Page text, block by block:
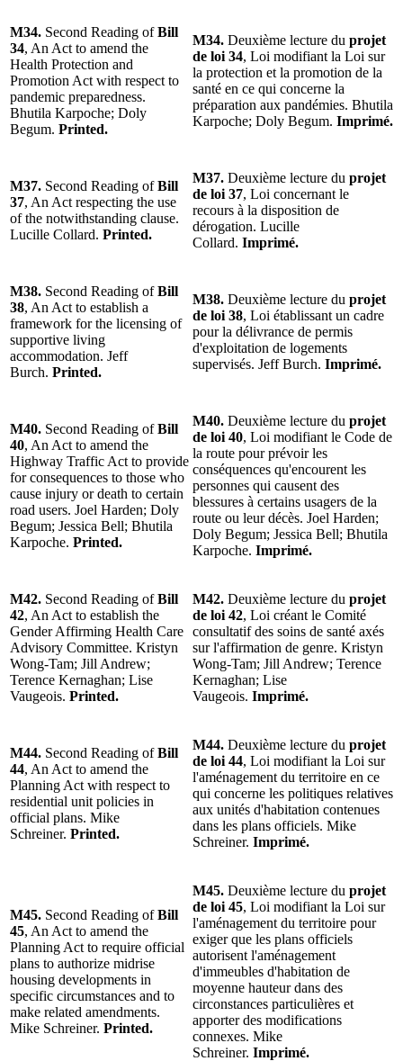
M34. Second Reading ofBill
34, An Act to amend the
Health Protection and
Promotion Act with respect to
pandemic preparedness.
Bhutila Karpoche; Doly
Begum. Printed.
M34. Deuxième lecture du projet
de loi 34, Loi modifiant la Loi sur
la protection et la promotion de la
santé en ce qui concerne la
préparation aux pandémies. Bhutila
Karpoche; Doly Begum. Imprimé.
M37. Second Reading ofBill
37, An Act respecting the use
of the notwithstanding clause.
Lucille Collard. Printed.
M37. Deuxième lecture du projet
de loi 37, Loi concernant le
recours à la disposition de
dérogation. Lucille
Collard. Imprimé.
M38. Second Reading ofBill
38, An Act to establish a
framework for the licensing of
supportive living
accommodation. Jeff
Burch. Printed.
M38. Deuxième lecture du projet
de loi 38, Loi établissant un cadre
pour la délivrance de permis
d'exploitation de logements
supervisés. Jeff Burch. Imprimé.
M40. Second Reading ofBill
40, An Act to amend the
Highway Traffic Act to provide
for consequences to those who
cause injury or death to certain
road users. Joel Harden; Doly
Begum; Jessica Bell; Bhutila
Karpoche. Printed.
M40. Deuxième lecture du projet
de loi 40, Loi modifiant le Code de
la route pour prévoir les
conséquences qu'encourent les
personnes qui causent des
blessures à certains usagers de la
route ou leur décès. Joel Harden;
Doly Begum; Jessica Bell; Bhutila
Karpoche. Imprimé.
M42. Second Reading ofBill
42, An Act to establish the
Gender Affirming Health Care
Advisory Committee. Kristyn
Wong-Tam; Jill Andrew;
Terence Kernaghan; Lise
Vaugeois. Printed.
M42. Deuxième lecture du projet
de loi 42, Loi créant le Comité
consultatif des soins de santé axés
sur l'affirmation de genre. Kristyn
Wong-Tam; Jill Andrew; Terence
Kernaghan; Lise
Vaugeois. Imprimé.
M44. Second Reading ofBill
44, An Act to amend the
Planning Act with respect to
residential unit policies in
official plans. Mike
Schreiner. Printed.
M44. Deuxième lecture du projet
de loi 44, Loi modifiant la Loi sur
l'aménagement du territoire en ce
qui concerne les politiques relatives
aux unités d'habitation contenues
dans les plans officiels. Mike
Schreiner. Imprimé.
M45. Second Reading ofBill
45, An Act to amend the
Planning Act to require official
plans to authorize midrise
housing developments in
specific circumstances and to
make related amendments.
Mike Schreiner. Printed.
M45. Deuxième lecture du projet
de loi 45, Loi modifiant la Loi sur
l'aménagement du territoire pour
exiger que les plans officiels
autorisent l'aménagement
d'immeubles d'habitation de
moyenne hauteur dans des
circonstances particulières et
apporter des modifications
connexes. Mike
Schreiner. Imprimé.